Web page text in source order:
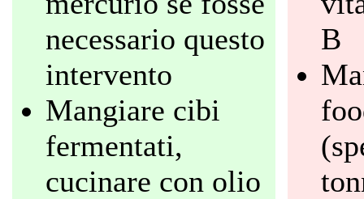
necessario questo
intervento
Mangiare cibi
fermentati,
cucinare con olio
B